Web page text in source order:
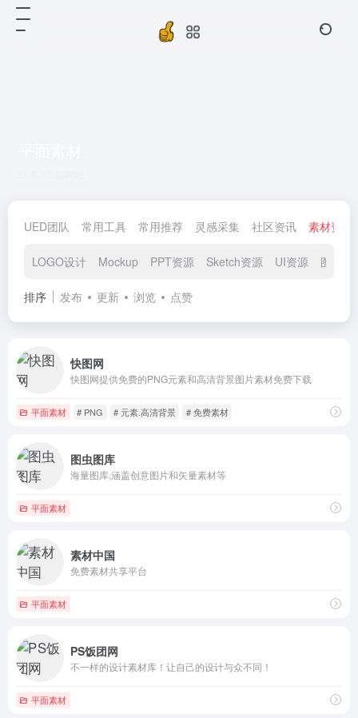
UED团队 常用工具 常用推荐 灵感采集 社区资讯 素材资源
LOGO设计 Mockup PPT资源 Sketch资源 UI资源 图标素
排序 发布 更新 浏览 点赞
快图网
快图网提供免费的PNG元素和高清背景图片素材免费下载
平面素材 # PNG # 元素.高清背景 # 免费素材
图虫图库
海量图库,涵盖创意图片和矢量素材等
平面素材
素材中国
免费素材共享平台
平面素材
PS饭团网
不一样的设计素材库！让自己的设计与众不同！
平面素材